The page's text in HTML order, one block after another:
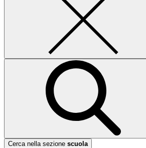
Cerca nella sezione scuola